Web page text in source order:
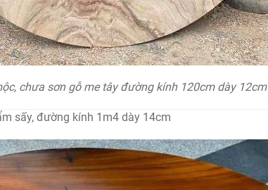
chưa sơn gỗ me tây đường kính 120cm dày 12cm
sấy, đường kính 1m4 dày 14cm